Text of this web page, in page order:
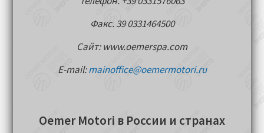
Факс. 39 0331464500
Сайт: www.oemerspa.com
E-mail:mainoffice@oemermotori.ru
Oemer Motori в России и странах